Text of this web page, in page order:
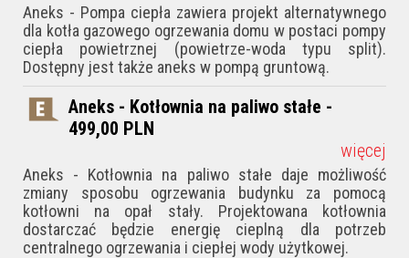
Aneks - Pompa ciepła zawiera projekt alternatywnego
dla kotła gazowego ogrzewania domu w postaci pompy
ciepła powietrznej (powietrze-woda typu split).
Dostępny jest także aneks w pompą gruntową.
Aneks - Kotłownia na paliwo stałe -
499,00 PLN
więcej
Aneks - Kotłownia na paliwo stałe daje możliwość
zmiany sposobu ogrzewania budynku za pomocą
kotłowni na opał stały. Projektowana kotłownia
dostarczać będzie energię cieplną dla potrzeb
centralnego ogrzewania i ciepłej wody użytkowej.